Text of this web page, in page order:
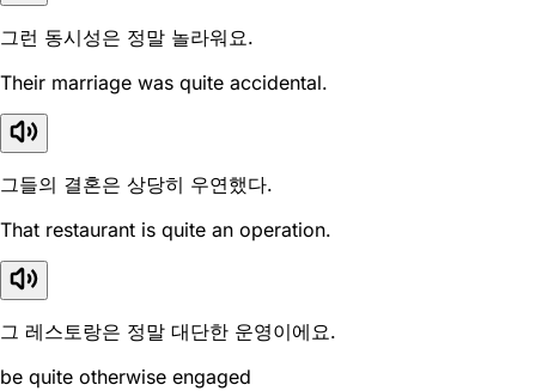
그런 동시성은 정말 놀라워요.
Their marriage was quite accidental.
그들의 결혼은 상당히 우연했다.
That restaurant is quite an operation.
그 레스토랑은 정말 대단한 운영이에요.
be quite otherwise engaged